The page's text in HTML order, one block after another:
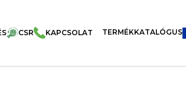
CSR KAPCSOLAT TERMÉKKATALÓGUS